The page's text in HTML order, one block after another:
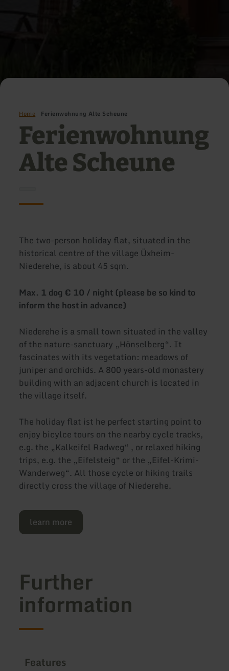
Home Ferienwohnung Alte Scheune
Ferienwohnung
Alte Scheune
The two-person holiday flat, situated in the
historical centre of the village Üxheim-
Niederehe, is about 45 sqm.
Max. 1 dog € 10 / night (please be so kind to
inform the host in advance)
Niederehe is a small town situated in the valley
of the nature-sanctuary „Hönselberg“. It
fascinates with its vegetation: meadows of
juniper and orchids. A 800 years-old monastery
building with an adjacent church is located in
the village itself.
The holiday flat ist he perfect starting point to
enjoy bicylce tours on the nearby cycle tracks,
e.g. the „Kalkeifel Radweg“ , or relaxed hiking
trips, e.g. the „Eifelsteig“ or the „Eifel-Krimi-
Wanderweg“. All those cycle or hiking trails
directly cross the village of Niederehe.
learn more
Further
information
Features